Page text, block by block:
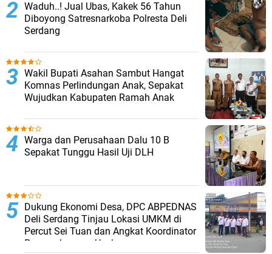
Waduh..! Jual Ubas, Kakek 56 Tahun
Diboyong Satresnarkoba Polresta Deli
Serdang
Wakil Bupati Asahan Sambut Hangat
Komnas Perlindungan Anak, Sepakat
Wujudkan Kabupaten Ramah Anak
Warga dan Perusahaan Dalu 10 B
Sepakat Tunggu Hasil Uji DLH
Dukung Ekonomi Desa, DPC ABPEDNAS
Deli Serdang Tinjau Lokasi UMKM di
Percut Sei Tuan dan Angkat Koordinator
Pengembangan Usaha